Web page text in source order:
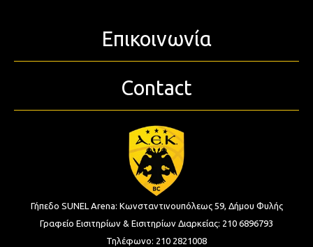
Επικοινωνία
Contact
Γήπεδο SUNEL Arena: Κωνσταντινουπόλεως 59, Δήμου Φυλής
Γραφείο Εισιτηρίων & Εισιτηρίων Διαρκείας: 210 6896793
Τηλέφωνο: 210 2821008